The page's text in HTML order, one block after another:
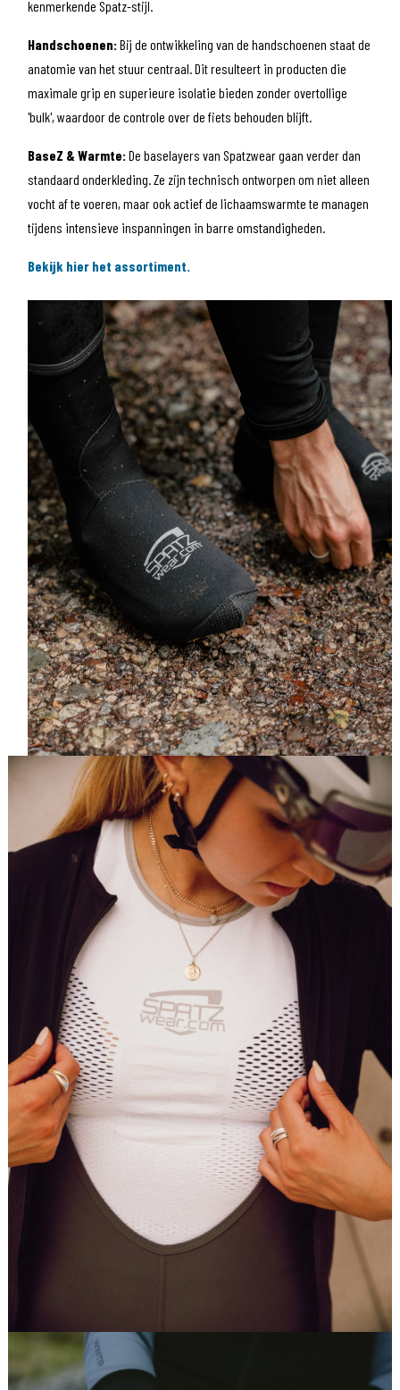
kenmerkende Spatz-stijl.
Handschoenen:Bij de ontwikkeling van de handschoenen staat de
anatomie van het stuur centraal. Dit resulteert in producten die
maximale grip en superieure isolatie bieden zonder overtollige
'bulk', waardoor de controle over de fiets behouden blijft.
BaseZ & Warmte:De baselayers van Spatzwear gaan verder dan
standaard onderkleding. Ze zijn technisch ontworpen om niet alleen
vocht af te voeren, maar ook actief de lichaamswarmte te managen
tijdens intensieve inspanningen in barre omstandigheden.
Bekijk hier het assortiment.